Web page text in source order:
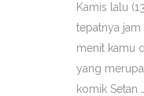
Kamis lalu
tepatnya
menit kamu
yang
komik Setan